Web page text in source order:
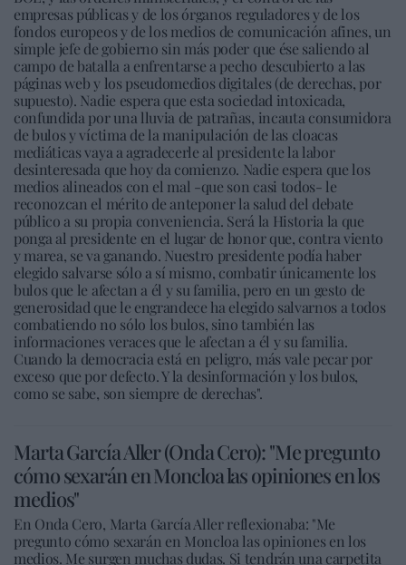
empresas públicas y de los órganos reguladores y de los
fondos europeos y de los medios de comunicación afines, un
simple jefe de gobierno sin más poder que ése saliendo al
campo de batalla a enfrentarse a pecho descubierto a las
páginas web y los pseudomedios digitales (de derechas, por
supuesto). Nadie espera que esta sociedad intoxicada,
confundida por una lluvia de patrañas, incauta consumidora
de bulos y víctima de la manipulación de las cloacas
mediáticas vaya a agradecerle al presidente la labor
desinteresada que hoy da comienzo. Nadie espera que los
medios alineados con el mal -que son casi todos- le
reconozcan el mérito de anteponer la salud del debate
público a su propia conveniencia. Será la Historia la que
ponga al presidente en el lugar de honor que, contra viento
y marea, se va ganando. Nuestro presidente podía haber
elegido salvarse sólo a sí mismo, combatir únicamente los
bulos que le afectan a él y su familia, pero en un gesto de
generosidad que le engrandece ha elegido salvarnos a todos
combatiendo no sólo los bulos, sino también las
informaciones veraces que le afectan a él y su familia.
Cuando la democracia está en peligro, más vale pecar por
exceso que por defecto. Y la desinformación y los bulos,
como se sabe, son siempre de derechas".
Marta García Aller (Onda Cero): "Me pregunto
cómo sexarán en Moncloa las opiniones en los
medios"
En Onda Cero, Marta García Aller reflexionaba: "Me
pregunto cómo sexarán en Moncloa las opiniones en los
medios. Me surgen muchas dudas. Si tendrán una carpetita